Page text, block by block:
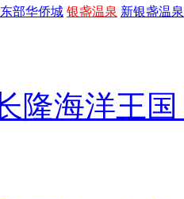
东部华侨城 银盏温泉 新银盏温泉
隆海洋王